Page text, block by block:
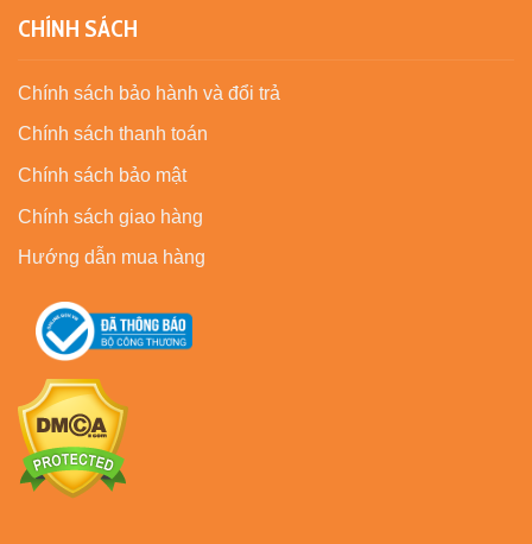
CHÍNH SÁCH
Chính sách bảo hành và đổi trả
Chính sách thanh toán
Chính sách bảo mật
Chính sách giao hàng
Hướng dẫn mua hàng